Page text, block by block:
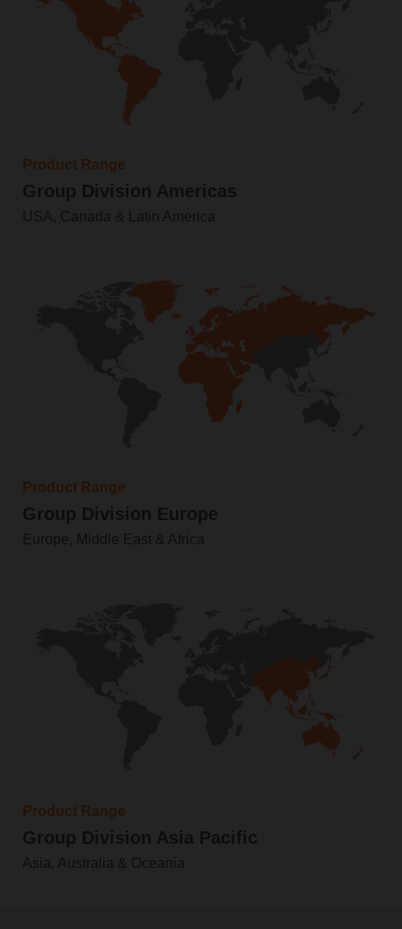
Product Range
Group Division Americas
USA, Canada & Latin America
Product Range
Group Division Europe
Europe, Middle East & Africa
Product Range
Group Division Asia Pacific
Asia, Australia & Oceania